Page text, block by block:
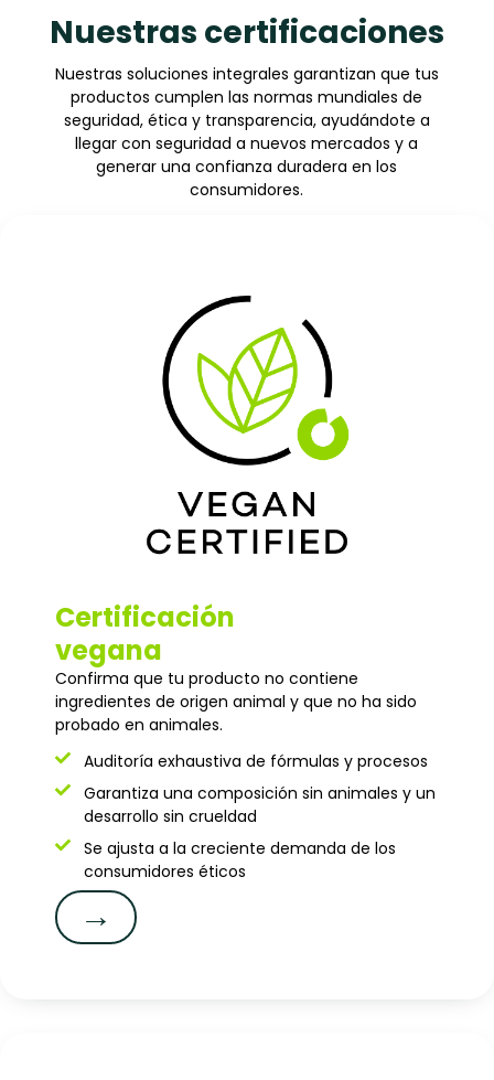
Nuestras certificaciones
Nuestras soluciones integrales garantizan que tus
productos cumplen las normas mundiales de
seguridad, ética y transparencia, ayudándote a
llegar con seguridad a nuevos mercados y a
generar una confianza duradera en los
consumidores.
Certificación
vegana
Confirma que tu producto no contiene
ingredientes de origen animal y que no ha sido
probado en animales.
Auditoría exhaustiva de fórmulas y procesos
Garantiza una composición sin animales y un
desarrollo sin crueldad
Se ajusta a la creciente demanda de los
consumidores éticos
→